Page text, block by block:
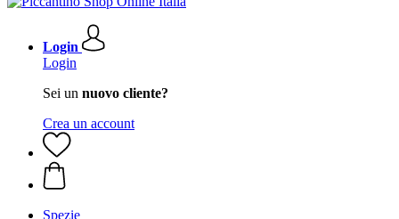
Login
Login
Sei un nuovo cliente?
Crea un account
Spezie